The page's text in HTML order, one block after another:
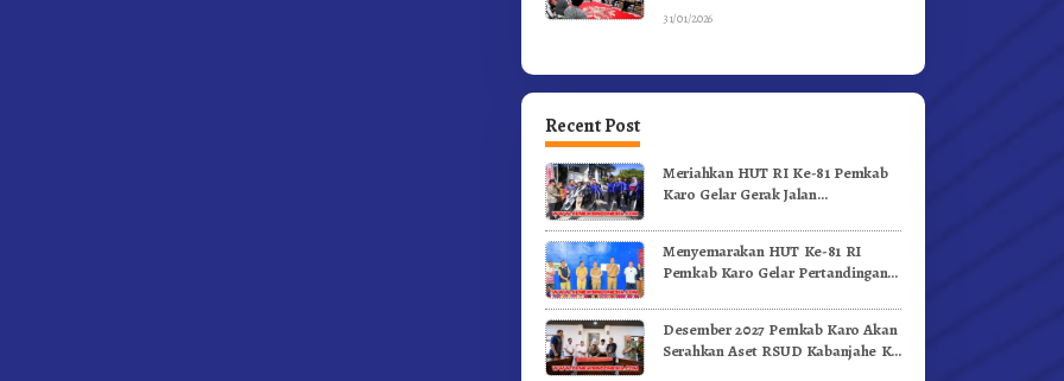
Mental
31/01/2026
Recent Post
Meriahkan HUT RI Ke-81 Pemkab
Karo Gelar Gerak Jalan
Menyemarakan HUT Ke-81 RI
Pemkab Karo Gelar Pertandingan
Desember 2027 Pemkab Karo Akan
Serahkan Aset RSUD Kabanjahe Ke